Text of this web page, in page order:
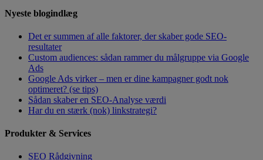
Nyeste blogindlæg
Det er summen af alle faktorer, der skaber gode SEO-
resultater
Custom audiences: sådan rammer du målgruppe via Google
Ads
Google Ads virker – men er dine kampagner godt nok
optimeret? (se tips)
Sådan skaber en SEO-Analyse værdi
Har du en stærk (nok) linkstrategi?
Produkter & Services
SEO Rådgivning